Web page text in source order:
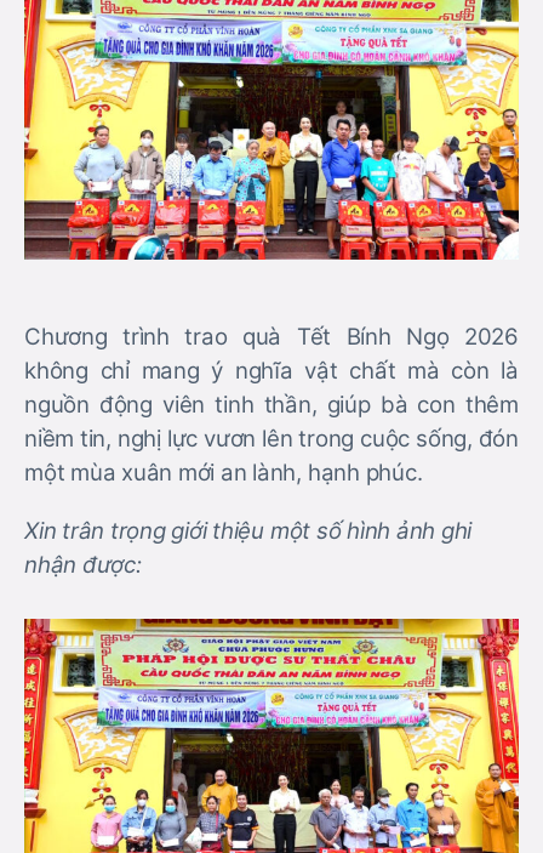
Chương trình trao quà Tết Bính Ngọ 2026
không chỉ mang ý nghĩa vật chất mà còn là
nguồn động viên tinh thần, giúp bà con thêm
niềm tin, nghị lực vươn lên trong cuộc sống, đón
một mùa xuân mới an lành, hạnh phúc.
Xin trân trọng giới thiệu một số hình ảnh ghi
nhận được: